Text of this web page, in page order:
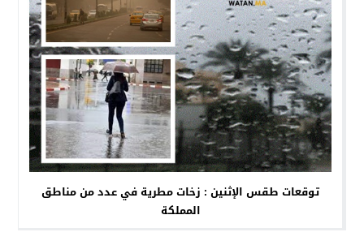
توقعات طقس الإثنين : زخات مطرية في عدد من مناطق
المملكة